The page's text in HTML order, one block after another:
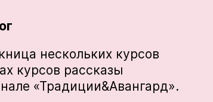
нескольких курсов
курсов рассказы
«Традиции&Авангард».